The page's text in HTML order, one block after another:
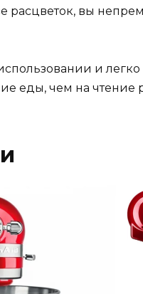
расцветок, вы
и
еды, чем на чтение